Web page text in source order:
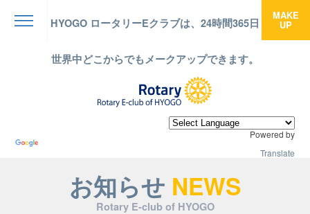
HYOGO ロータリーEクラブは、24時間365日
世界中どこからでもメークアップできます。
MAKE
UP
Powered by
Translate
お知らせ NEWS
Rotary E-club of HYOGO